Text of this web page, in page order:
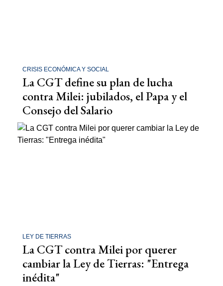
CRISIS ECONÓMICA Y SOCIAL
La CGT define su plan de lucha
contra Milei: jubilados, el Papa y el
Consejo del Salario
LEY DE TIERRAS
La CGT contra Milei por querer
cambiar la Ley de Tierras: "Entrega
inédita"